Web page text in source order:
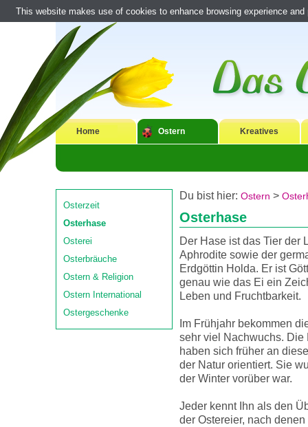
Home Ostern Kreatives
Osterzeit
Osterhase
Osterei
Osterbräuche
Ostern & Religion
Ostern International
Ostergeschenke
Du bist hier: Ostern >
Osterhase
Der Hase ist das Tier der
Aphrodite sowie der
Erdgöttin Holda. Er ist
genau wie das Ei ein
Leben und Fruchtbarkeit.
Im Frühjahr bekommen
sehr viel Nachwuchs. Die
haben sich früher an
der Natur orientiert. Sie
der Winter vorüber war.
Jeder kennt Ihn als den
der Ostereier, nach
This website makes use of cookies to enhance browsing experience